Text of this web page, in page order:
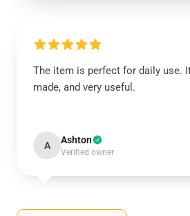
The item is perfect for daily use.
made, and very useful.
A Ashton
Verified owner